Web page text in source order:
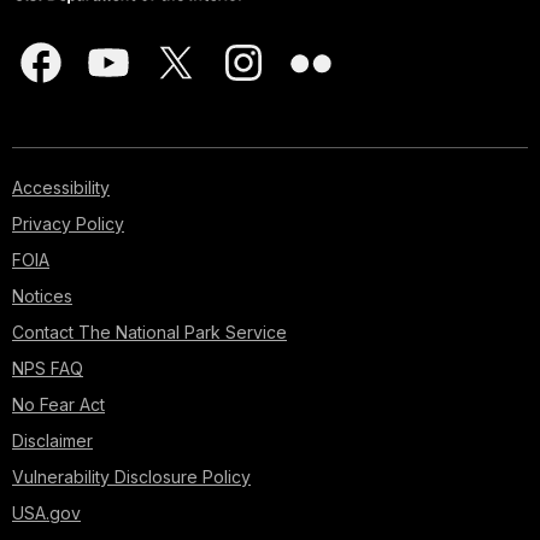
been
in
the
to
the
family
and
they
famous
for
their
cunning,
fearlessness
Accessibility
Privacy Policy
FOIA
Notices
Contact The National Park Service
NPS FAQ
No Fear Act
Disclaimer
Vulnerability Disclosure Policy
USA.gov